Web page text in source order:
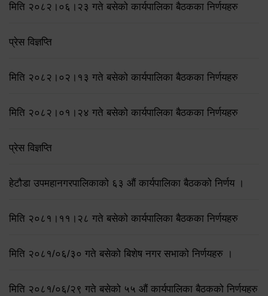
मिति २०८२।०६।२३ गते बसेको कार्यपालिका बैठकका निर्णयहरु
प्रेस विज्ञप्ति
मिति २०८२।०२।१३ गते बसेको कार्यपालिका बैठकका निर्णयहरु
मिति २०८२।०१।२४ गते बसेको कार्यपालिका बैठकका निर्णयहरु
प्रेस विज्ञप्ति
हेटौडा उपमहानगरपालिकाको ६३ औं कार्यपालिका बैठकको निर्णय ।
मिति २०८१।११।२८ गते बसेको कार्यपालिका बैठकका निर्णयहरु
मिति २०८१/०६/३० गते बसेको बिशेष नगर सभाको निर्णयहरु ।
मिति २०८१/०६/२९ गते बसेको ५५ औं कार्यपालिका बैठकको निर्णयहरु